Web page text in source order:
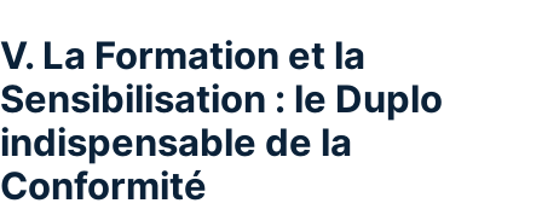
V. La Formation et la
Sensibilisation : le Duplo
indispensable de la
Conformité